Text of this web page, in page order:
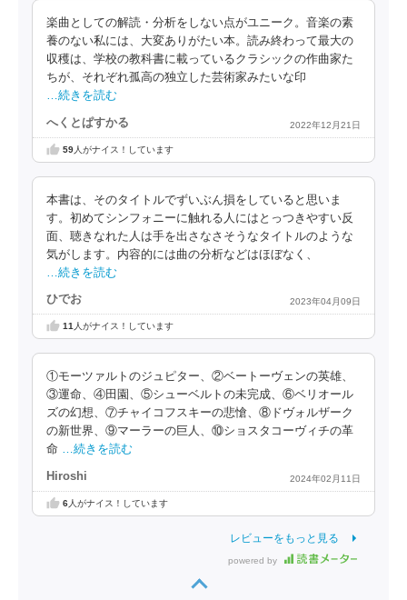
楽曲としての解読・分析をしない点がユニーク。音楽の素
養のない私には、大変ありがたい本。読み終わって最大の
収穫は、学校の教科書に載っているクラシックの作曲家た
ちが、それぞれ孤高の独立した芸術家みたいな印
…続きを読む
へくとぱすかる 2022年12月21日
59人がナイス！しています
本書は、そのタイトルでずいぶん損をしていると思いま
す。初めてシンフォニーに触れる人にはとっつきやすい反
面、聴きなれた人は手を出さなさそうなタイトルのような
気がします。内容的には曲の分析などはほぼなく、
…続きを読む
ひでお 2023年04月09日
11 人がナイス！しています
①モーツァルトのジュピター、②ベートーヴェンの英雄、
③運命、④田園、⑤シューベルトの未完成、⑥ベリオール
ズの幻想、⑦チャイコフスキーの悲愴、⑧ドヴォルザーク
の新世界、⑨マーラーの巨人、⑩ショスタコーヴィチの革
命 …続きを読む
Hiroshi 2024年02月11日
6人がナイス！しています
レビューをもっと見る
powered by